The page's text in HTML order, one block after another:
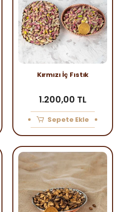
Kırmızı İç Fıstık
1.200,00 TL
Sepete Ekle